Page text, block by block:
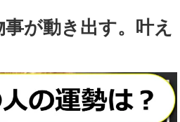
が動き出す。叶え